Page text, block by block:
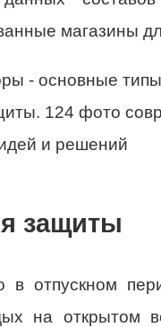
магазины
защиты
в отпускном
на открытом